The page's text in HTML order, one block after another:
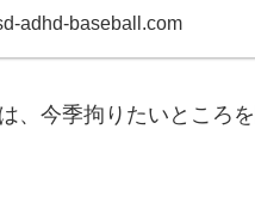
かりませんが...
adhd-baseball.com
、今季拘りたいところ